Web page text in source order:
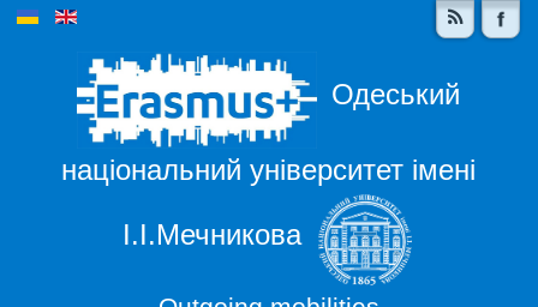
Одеський
національний університет імені
І.І.Мечникова